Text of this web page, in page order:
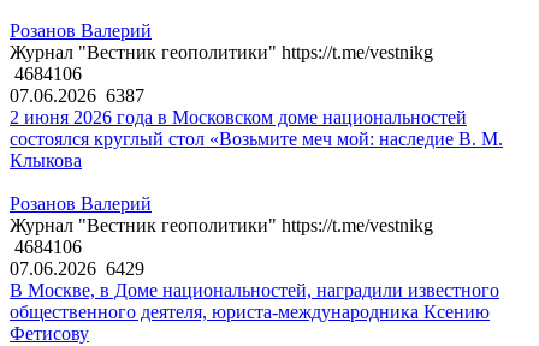
Розанов Валерий
Журнал "Вестник геополитики" https://t.me/vestnikg
4684106
07.06.2026 6387
2 июня 2026 года в Московском доме национальностей
состоялся круглый стол «Возьмите меч мой: наследие В. М.
Клыкова
Розанов Валерий
Журнал "Вестник геополитики" https://t.me/vestnikg
4684106
07.06.2026 6429
В Москве, в Доме национальностей, наградили известного
общественного деятеля, юриста-международника Ксению
Фетисову